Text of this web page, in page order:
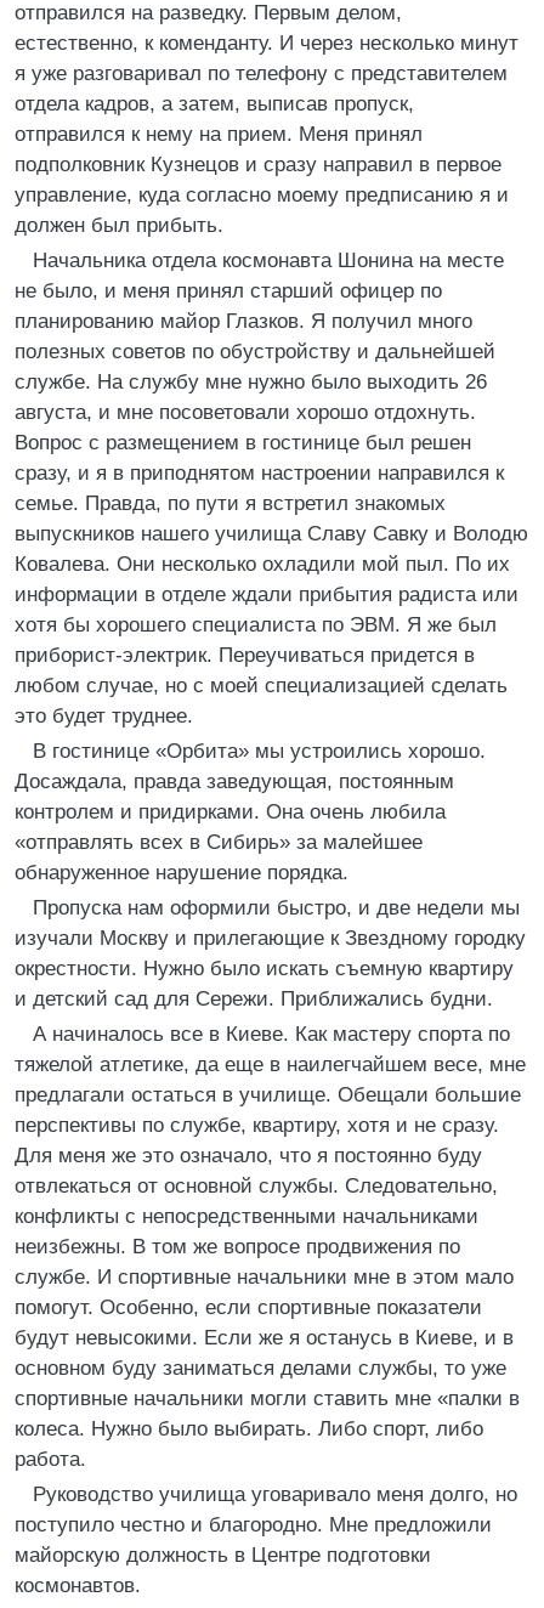
отправился на разведку. Первым делом,
естественно, к коменданту. И через несколько минут
я уже разговаривал по телефону с представителем
отдела кадров, а затем, выписав пропуск,
отправился к нему на прием. Меня принял
подполковник Кузнецов и сразу направил в первое
управление, куда согласно моему предписанию я и
должен был прибыть.
Начальника отдела космонавта Шонина на месте
не было, и меня принял старший офицер по
планированию майор Глазков. Я получил много
полезных советов по обустройству и дальнейшей
службе. На службу мне нужно было выходить 26
августа, и мне посоветовали хорошо отдохнуть.
Вопрос с размещением в гостинице был решен
сразу, и я в приподнятом настроении направился к
семье. Правда, по пути я встретил знакомых
выпускников нашего училища Славу Савку и Володю
Ковалева. Они несколько охладили мой пыл. По их
информации в отделе ждали прибытия радиста или
хотя бы хорошего специалиста по ЭВМ. Я же был
приборист-электрик. Переучиваться придется в
любом случае, но с моей специализацией сделать
это будет труднее.
В гостинице «Орбита» мы устроились хорошо.
Досаждала, правда заведующая, постоянным
контролем и придирками. Она очень любила
«отправлять всех в Сибирь» за малейшее
обнаруженное нарушение порядка.
Пропуска нам оформили быстро, и две недели мы
изучали Москву и прилегающие к Звездному городку
окрестности. Нужно было искать съемную квартиру
и детский сад для Сережи. Приближались будни.
А начиналось все в Киеве. Как мастеру спорта по
тяжелой атлетике, да еще в наилегчайшем весе, мне
предлагали остаться в училище. Обещали большие
перспективы по службе, квартиру, хотя и не сразу.
Для меня же это означало, что я постоянно буду
отвлекаться от основной службы. Следовательно,
конфликты с непосредственными начальниками
неизбежны. В том же вопросе продвижения по
службе. И спортивные начальники мне в этом мало
помогут. Особенно, если спортивные показатели
будут невысокими. Если же я останусь в Киеве, и в
основном буду заниматься делами службы, то уже
спортивные начальники могли ставить мне «палки в
колеса. Нужно было выбирать. Либо спорт, либо
работа.
Руководство училища уговаривало меня долго, но
поступило честно и благородно. Мне предложили
майорскую должность в Центре подготовки
космонавтов.